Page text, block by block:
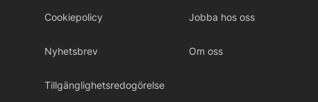
Cookiepolicy Jobba hos oss
Nyhetsbrev Om oss
Tillgänglighetsredogörelse